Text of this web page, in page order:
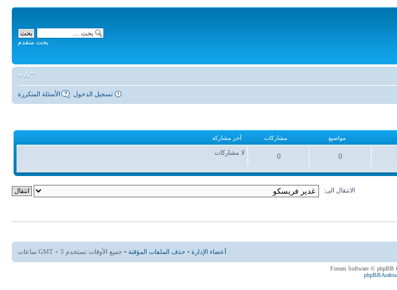
بحث متقدم
الأسئلة المتكررة تسجيل الدخول
مواضيع مشاركات آخر مشاركة
0
مواضيع
0
مشاركات
لا مشاركات
الانتقال الى:
أعضاء الإدارة • حذف الملفات المؤقتة • جميع الأوقات تستخدم GMT + 3 ساعات
phpBBArabia